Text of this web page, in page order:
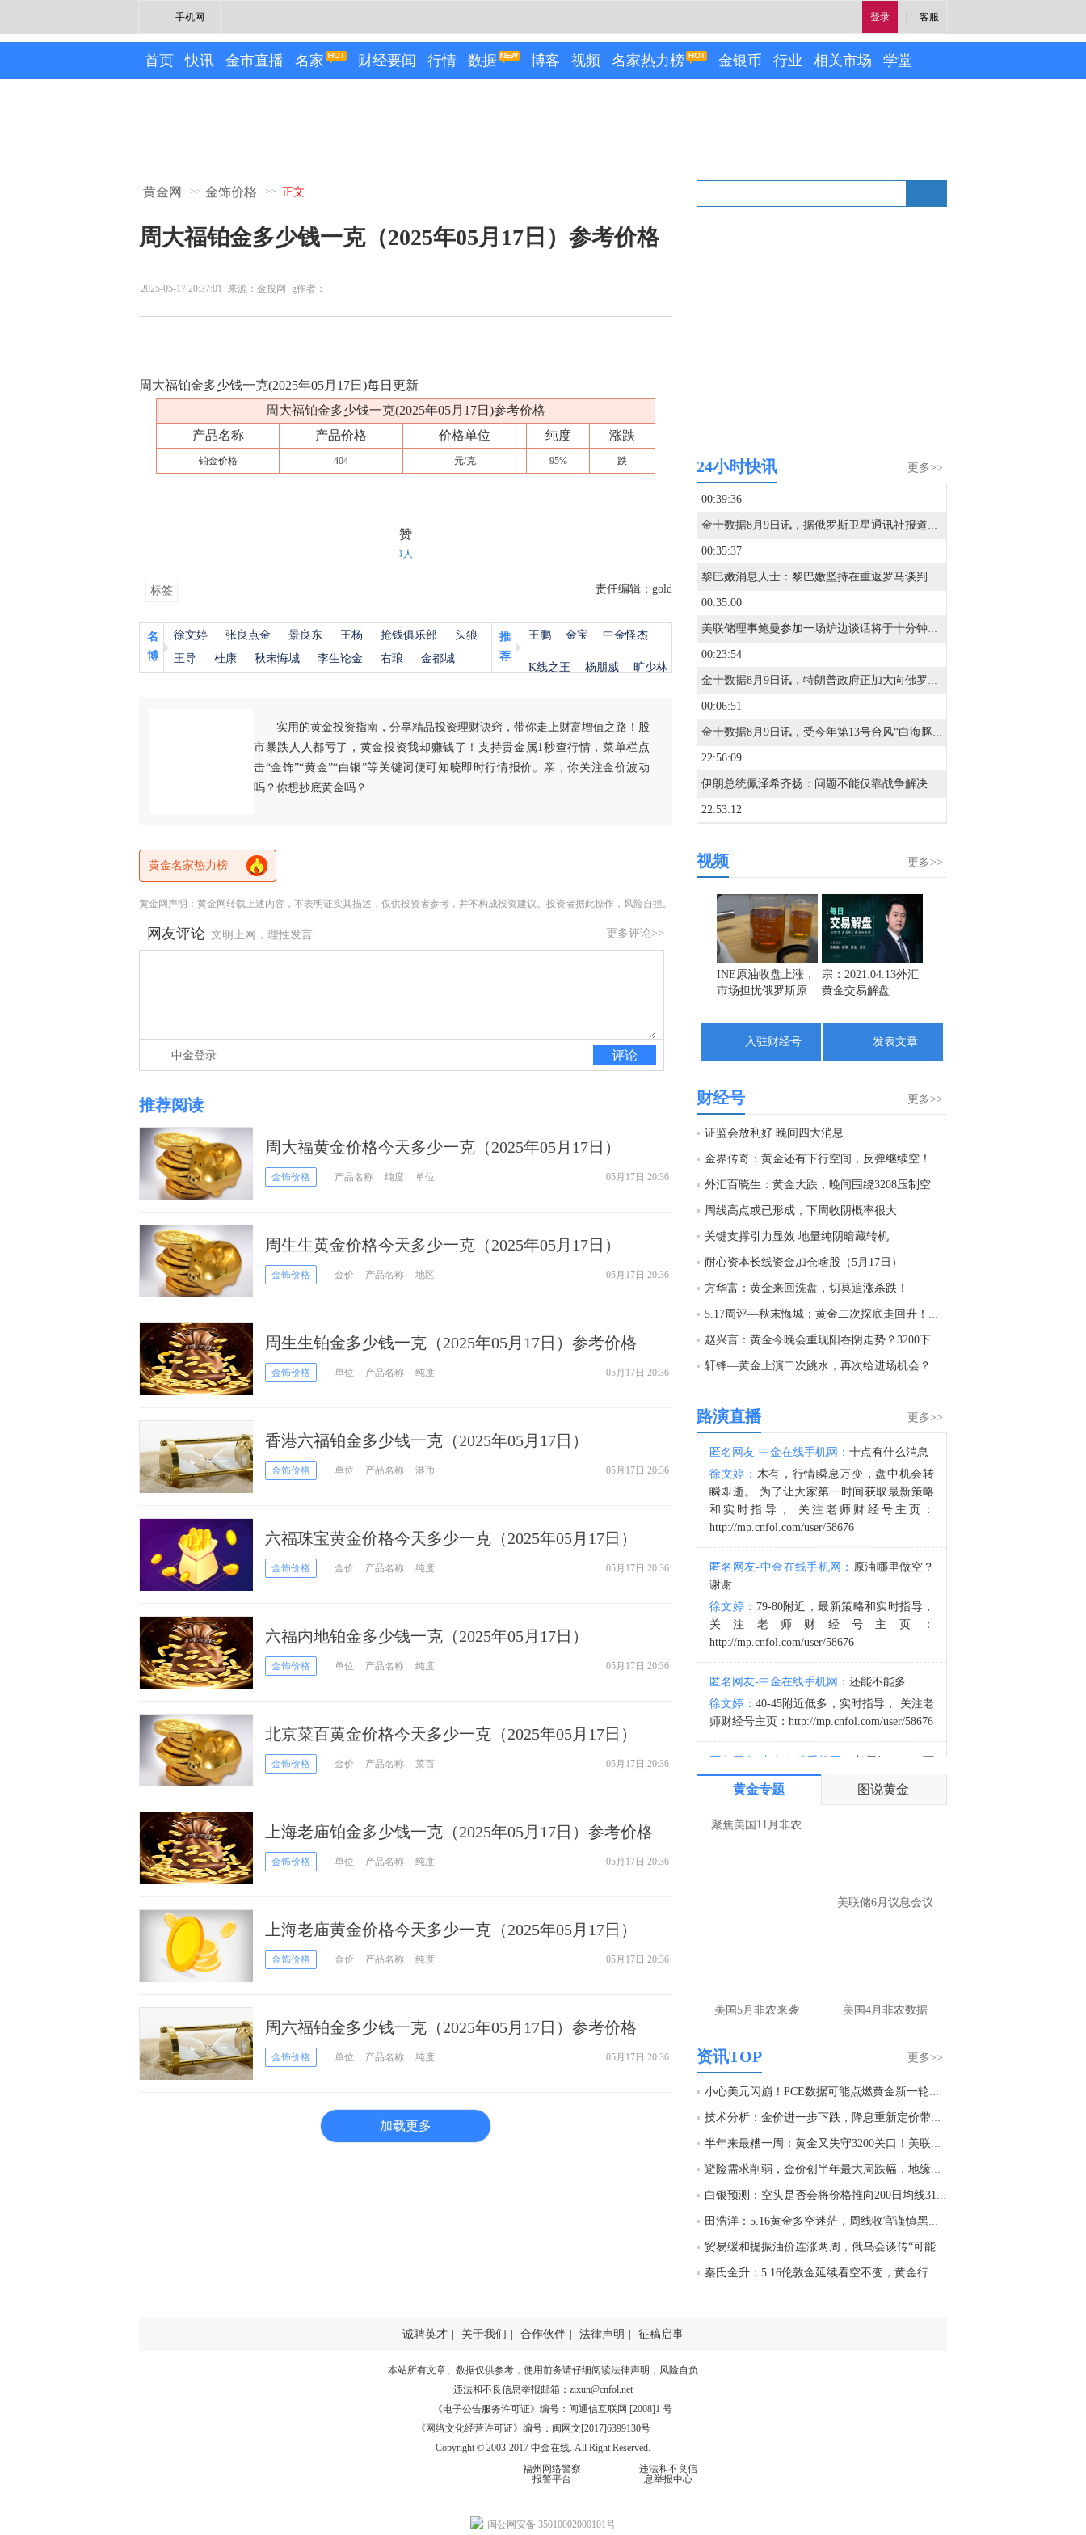
登录 客服
手机网
首页 快讯 金市直播 名家 财经要闻 行情 数据 博客 视频 名家热力榜 金银币 行业 相关市场 学堂
黄金网 >> 金饰价格 >> 正文
周大福铂金多少钱一克（2025年05月17日）参考价格
2025-05-17 20:37:01 来源：金投网 g作者：
周大福铂金多少钱一克(2025年05月17日)每日更新
周大福铂金多少钱一克(2025年05月17日)参考价格
产品名称
产品价格 价格单位 纯度 涨跌
铂金价格 404 元/克 95% 跌
赞
1人
标签 责任编辑：gold
名
博
徐文婷 张良点金 景良东 王杨 抢钱俱乐部
头狼
王导
杜康 秋末悔城 李生论金 右琅 金都城
推
荐
王鹏 金宝 中金怪杰
K线之王 杨朋威 旷少林
实用的黄金投资指南，分享精品投资理财诀窍，带你走上财富增值之路！股
市暴跌人人都亏了，黄金投资我却赚钱了！支持贵金属1秒查行情，菜单栏点
击“金饰”“黄金”“白银”等关键词便可知晓即时行情报价。亲，你关注金价波动
吗？你想抄底黄金吗？
黄金名家热力榜
黄金网声明：黄金网转载上述内容，不表明证实其描述，仅供投资者参考，并不构成投资建议。投资者据此操作，风险自担。
更多评论>>
网友评论 文明上网，理性发言
评论
中金登录
推荐阅读
周大福黄金价格今天多少一克（2025年05月17日）
金饰价格 产品名称 纯度 单位 05月17日 20:36
周生生黄金价格今天多少一克（2025年05月17日）
金饰价格 金价 产品名称 地区 05月17日 20:36
周生生铂金多少钱一克（2025年05月17日）参考价格
金饰价格 单位 产品名称 纯度 05月17日 20:36
香港六福铂金多少钱一克（2025年05月17日）
金饰价格 单位 产品名称 港币 05月17日 20:36
六福珠宝黄金价格今天多少一克（2025年05月17日）
金饰价格 金价 产品名称 纯度 05月17日 20:36
六福内地铂金多少钱一克（2025年05月17日）
金饰价格 单位 产品名称 纯度 05月17日 20:36
北京菜百黄金价格今天多少一克（2025年05月17日）
金饰价格 金价 产品名称 菜百 05月17日 20:36
上海老庙铂金多少钱一克（2025年05月17日）参考价格
金饰价格 单位 产品名称 纯度 05月17日 20:36
上海老庙黄金价格今天多少一克（2025年05月17日）
金饰价格 金价 产品名称 纯度 05月17日 20:36
周六福铂金多少钱一克（2025年05月17日）参考价格
金饰价格 单位 产品名称 纯度 05月17日 20:36
加载更多
更多>>
24小时快讯
00:39:36
金十数据8月9日讯，据俄罗斯卫星通讯社报道，美国问题专家德米特里·德罗布尼茨基认为，美国参议院通过的加强对俄制裁法案在实践中很可能不会执行，并将成为类似于《杰克逊-瓦尼克修正案》的“沉默法案”。美国国会参议院当地时间周五以压倒性优势通过了由已故参议员林赛·格雷厄姆参与起草的对俄制裁法案。该倡议规定对俄罗斯能源资源五大进口国征收100%的关税，并对所有从俄罗斯进口到美国的商品征收500%的关税。德罗布尼茨基表示：“参议院当前这项倡议很可能也会面临类似命运：它是出于政治宣传目的而通过的，最终将成为一项‘沉默法案’，不断附加各种例外条款，以避免让本已不稳定的美国经济遭受重创。”德罗布尼茨基表示，这项法案改变了制裁施压机制：不再直接针对俄罗斯生产商和贸易商实施限制，而是将压力转向俄罗斯能源产品的买家。
00:35:37
黎巴嫩消息人士：黎巴嫩坚持在重返罗马谈判之前实现全面停火。黎巴嫩希望将本特杰贝尔和基亚姆纳入试验区。
00:35:00
美联储理事鲍曼参加一场炉边谈话将于十分钟后公布。
00:23:54
金十数据8月9日讯，特朗普政府正加大向佛罗里达州石油大亨、共和党捐助者哈里·萨金特三世施压，要求其剥离在委内瑞拉的资产。据知情人士透露，美国财政部于当地时间周五冻结了萨金特旗下参与委内瑞拉石油生产项目的离岸公司资产。同时，美国财政部已发放许可证，允许其清算在该公司的权益。萨金特曾在美委关系高度紧张的数年间，充当华盛顿与加拉加斯之间的关键秘密沟通渠道，在两边都积累了巨大的影响力。他曾频繁出入特朗普的海湖庄园和委内瑞拉总统府，定期与遭美军拘捕的前总统马杜罗及其他高官会面。他利用这一特殊渠道在美委之间传递信息，并协助在2025年促成了被扣美国公民的获释。与此同时，他还在大多数石油公司因政治风险和制裁而避开的委内瑞拉开拓交易。
00:06:51
金十数据8月9日讯，受今年第13号台风“白海豚”影响，9日上海浦东机场和虹桥机场通行能力将出现下降，近六成进出港航班调减取消。两场计划取消进出港航班1384架次，其中，浦东机场取消871架次、虹桥机场取消航班513架次。请旅客及时向所乘航司了解查询航班最新动态，合理安排出行。（央视）
22:56:09
伊朗总统佩泽希齐扬：问题不能仅靠战争解决。致力于根据谅解备忘录的条款推进和平进程。
22:53:12
22:52:28
22:52:19
22:49:16
据福克斯新闻：美国副总统万斯表示，伊朗已通知美国，尽管政权内部人士发表了将对霍尔木兹海峡征收过境费的声明，但伊朗不会征收此类费用。
21:14:07
英国海事贸易组织：有可靠消息来源报告称，一艘船只遭到不明飞行物袭击导致火灾，现已被扑灭。船员已报告安全，无环境影响。
21:09:01
英国海事贸易组织：已收到关于在阿曼哈萨布东18海里发生事件的报告。
更多>>
视频
INE原油收盘上涨，
市场担忧俄罗斯原
宗：2021.04.13外汇
黄金交易解盘
入驻财经号 发表文章
更多>>
财经号
证监会放利好 晚间四大消息
金界传奇：黄金还有下行空间，反弹继续空！
外汇百晓生：黄金大跌，晚间围绕3208压制空
周线高点或已形成，下周收阴概率很大
关键支撑引力显效 地量纯阴暗藏转机
耐心资本长线资金加仓啥股（5月17日）
方华富：黄金来回洗盘，切莫追涨杀跌！
5.17周评—秋末悔城：黄金二次探底走回升！预期走势回归震荡
赵兴言：黄金今晚会重现阳吞阴走势？3200下依旧看跌！
轩锋—黄金上演二次跳水，再次给进场机会？
更多>>
路演直播
匿名网友-中金在线手机网： 十点有什么消息
徐文婷： 木有，行情瞬息万变，盘中机会转
瞬即逝。 为了让大家第一时间获取最新策略
和实时指导， 关注老师财经号主页：
http://mp.cnfol.com/user/58676
匿名网友-中金在线手机网： 原油哪里做空？
谢谢
徐文婷： 79-80附近，最新策略和实时指导，
关注老师财经号主页：
http://mp.cnfol.com/user/58676
匿名网友-中金在线手机网： 还能不能多
徐文婷： 40-45附近低多，实时指导， 关注老
师财经号主页：http://mp.cnfol.com/user/58676
匿名网友-中金在线手机网：老师好，4345可
以多吗？
让大家第一时间获取最新策略和实时指
匿名网友-中金在线手机网：
黄金多，看到什
徐文婷：
时指导， 关注老师财经号主页：
http://mp.cnfol.com/user/58676
匿名网友-中金在线手机网： 止损多少 老师
徐文婷：7美金
度。70一50？。
徐文婷：带上止损博弈，实时指导， 关注老
师财经号主页：http://mp.cnfol.com/user/58676
匿名网友-中金在线手机网：老师好，金现在
黄金专题 图说黄金
聚焦美国11月非农
美联储6月议息会议
美国5月非农来袭 美国4月非农数据
更多>>
资讯TOP
小心美元闪崩！PCE数据可能点燃黄金新一轮暴涨...
技术分析：金价进一步下跌，降息重新定价带来压...
半年来最糟一周：黄金又失守3200关口！美联储鹰...
避险需求削弱，金价创半年最大周跌幅，地缘局势...
白银预测：空头是否会将价格推向200日均线31.31...
田浩洋：5.16黄金多空迷茫，周线收官谨慎黑天鹅
贸易缓和提振油价连涨两周，俄乌会谈传“可能奏...
秦氏金升：5.16伦敦金延续看空不变，黄金行情走...
诚聘英才 关于我们 合作伙伴 法律声明 征稿启事
本站所有文章、数据仅供参考，使用前务请仔细阅读法律声明 ，风险自负
违法和不良信息举报邮箱： zixun@cnfol.net
《电子公告服务许可证》编号：闽通信互联网 [2008]1 号
《网络文化经营许可证》编号：闽网文[2017]6399130号
Copyright © 2003-2017 中金在线. All Right Reserved.
福州网络警察
报警平台
违法和不良信
息举报中心
闽公网安备 35010002000101号